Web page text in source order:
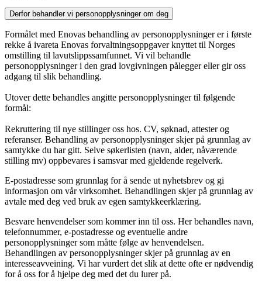
Derfor behandler vi personopplysninger om deg
Formålet med Enovas behandling av personopplysninger er i første
rekke å ivareta Enovas forvaltningsoppgaver knyttet til Norges
omstilling til lavutslippssamfunnet. Vi vil behandle
personopplysninger i den grad lovgivningen pålegger eller gir oss
adgang til slik behandling.
Utover dette behandles angitte personopplysninger til følgende
formål:
Rekruttering til nye stillinger oss hos. CV, søknad, attester og
referanser. Behandling av personopplysninger skjer på grunnlag av
samtykke du har gitt. Selve søkerlisten (navn, alder, nåværende
stilling mv) oppbevares i samsvar med gjeldende regelverk.
E-postadresse som grunnlag for å sende ut nyhetsbrev og gi
informasjon om vår virksomhet. Behandlingen skjer på grunnlag av
avtale med deg ved bruk av egen samtykkeerklæring.
Besvare henvendelser som kommer inn til oss. Her behandles navn,
telefonnummer, e-postadresse og eventuelle andre
personopplysninger som måtte følge av henvendelsen.
Behandlingen av personopplysninger skjer på grunnlag av en
interesseavveining. Vi har vurdert det slik at dette ofte er nødvendig
for å oss for å hjelpe deg med det du lurer på.